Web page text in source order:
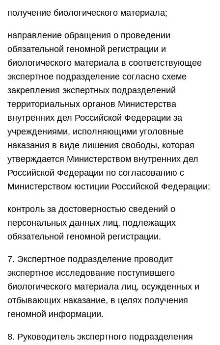
получение биологического материала;
направление обращения о проведении
обязательной геномной регистрации и
биологического материала в соответствующее
экспертное подразделение согласно схеме
закрепления экспертных подразделений
территориальных органов Министерства
внутренних дел Российской Федерации за
учреждениями, исполняющими уголовные
наказания в виде лишения свободы, которая
утверждается Министерством внутренних дел
Российской Федерации по согласованию с
Министерством юстиции Российской Федерации;
контроль за достоверностью сведений о
персональных данных лиц, подлежащих
обязательной геномной регистрации.
7. Экспертное подразделение проводит
экспертное исследование поступившего
биологического материала лиц, осужденных и
отбывающих наказание, в целях получения
геномной информации.
8. Руководитель экспертного подразделения